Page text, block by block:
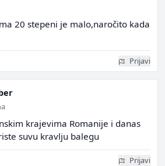
20 stepeni je malo,naročito kada
Prijavi
krajevima Romanije i danas
suvu kravlju balegu
Prijavi